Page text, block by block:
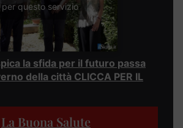
per questo servizio
la sfida per il futuro passa
della città CLICCA PER IL
La Buona Salute